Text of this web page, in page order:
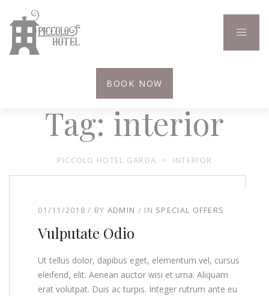
BOOK NOW
Tag: interior
PICCOLO HOTEL GARDA > INTERIOR
01/11/2018 BY ADMIN IN SPECIAL OFFERS
Vulputate Odio
Ut tellus dolor, dapibus eget, elementum vel, cursus
eleifend, elit. Aenean auctor wisi et urna. Aliquam
erat volutpat. Duis ac turpis. Integer rutrum ante eu